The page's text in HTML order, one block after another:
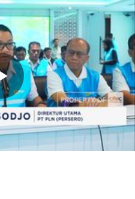
Memutarkan
Video